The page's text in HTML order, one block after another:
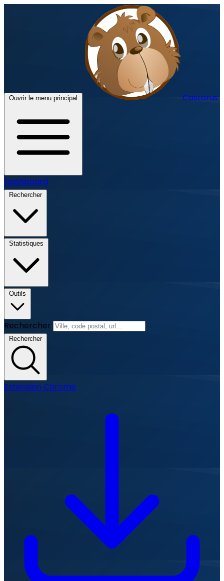
Ouvrir le menu principal Castorus
Dashboard
Rechercher
Statistiques
Outils
Rechercher
Rechercher
Extension Chrome